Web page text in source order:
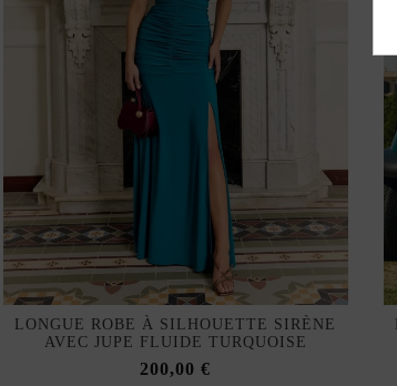
LONGUE ROBE À SILHOUETTE SIRÈNE
AVEC JUPE FLUIDE TURQUOISE
200,00 €